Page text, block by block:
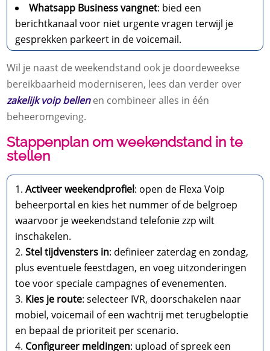
Whatsapp Business vangnet: bied een
berichtkanaal voor niet urgente vragen terwijl je
gesprekken parkeert in de voicemail.​
Wil je naast de weekendstand ook je doordeweekse
bereikbaarheid moderniseren, lees dan verder over
zakelijk voip bellenen combineer alles in één
beheeromgeving.​
Stappenplan om weekendstand in te
stellen
Activeer weekendprofiel: open de Flexa Voip
beheerportal en kies het nummer of de belgroep
waarvoor je weekendstand telefonie zzp wilt
inschakelen.​
Stel tijdvensters in: definieer zaterdag en zondag,
plus eventuele feestdagen, en voeg uitzonderingen
toe voor speciale campagnes of evenementen.​
Kies je route: selecteer IVR, doorschakelen naar
mobiel, voicemail of een wachtrij met terugbeloptie
en bepaal de prioriteit per scenario.​
Configureer meldingen: upload of spreek een